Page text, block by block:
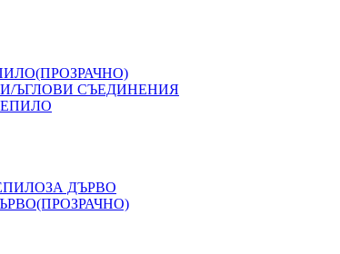
ЪГЛОВИ СЪЕДИНЕНИЯ
ДЪРВО